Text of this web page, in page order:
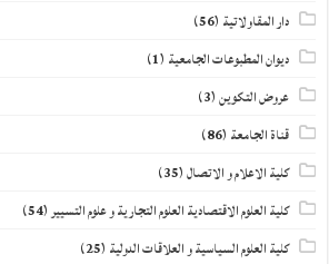
دار المقاولاتية (56)
ديوان المطبوعات الجامعية (1)
عروض التكوين(3)
قناة الجامعة (86)
كلية الاعلام و الاتصال(35)
كلية العلوم الاقتصادية العلوم التجارية و علوم التسيير(54)
كلية العلوم السياسية و العلاقات الدولية (25)